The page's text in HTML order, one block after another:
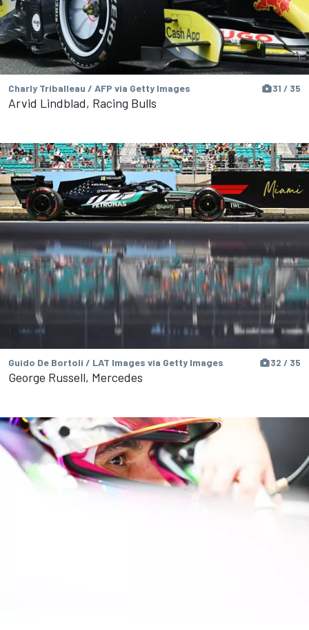
Charly Triballeau / AFP via Getty Images 31 / 35
Arvid Lindblad, Racing Bulls
Guido De Bortoli / LAT Images via Getty Images 32 / 35
George Russell, Mercedes